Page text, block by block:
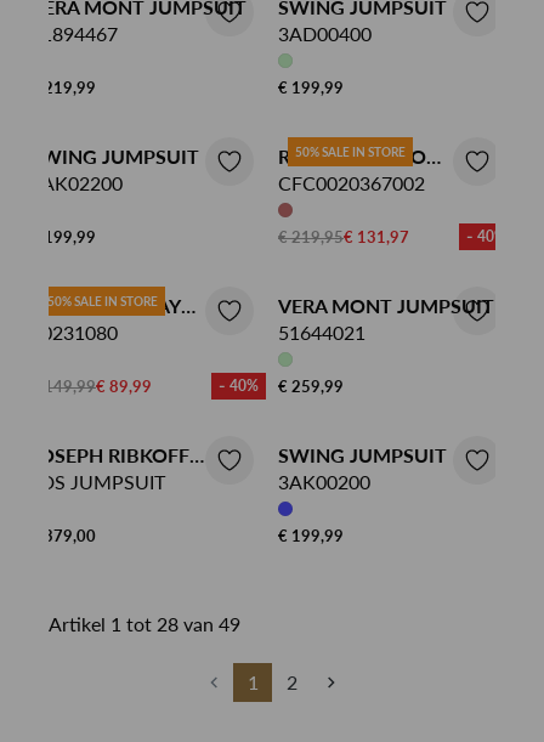
VERA MONT JUMPSUIT
51894467
€ 219,99
SWING JUMPSUIT
3AD00400
€ 199,99
SWING JUMPSUIT
3AK02200
€ 199,99
50% SALE IN STORE
RINASCIMENTO
JUMPSUIT
CFC0020367002
€ 219,95€ 131,97 - 40%
50% SALE IN STORE
BETTY BARCLAY
JUMPSUIT
60231080
€ 149,99€ 89,99 - 40%
VERA MONT JUMPSUIT
51644021
€ 259,99
JOSEPH RIBKOFF
JUMPSUIT
LDS JUMPSUIT
€ 379,00
SWING JUMPSUIT
3AK00200
€ 199,99
Artikel 1 tot 28 van 49
1 2